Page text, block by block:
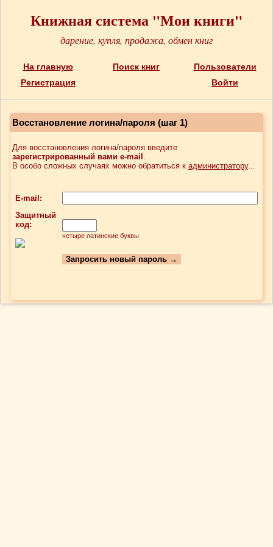
Книжная система "Мои книги"
дарение, купля, продажа, обмен книг
На главную Поиск книг
Пользователи
Регистрация
Войти
Восстановление логина/пароля (шаг 1)
Для восстановления логина/пароля введите
зарегистрированный вами e-mail .
В особо сложных случаях можно обратиться к администратору...
E-mail:
Защитный
код:
четыре латинские буквы